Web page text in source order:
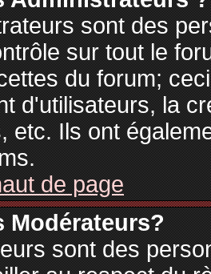
sont des
sur tout le
du forum;
d'utilisateurs, la
etc. Ils ont
de page
Modérateurs?
sont des